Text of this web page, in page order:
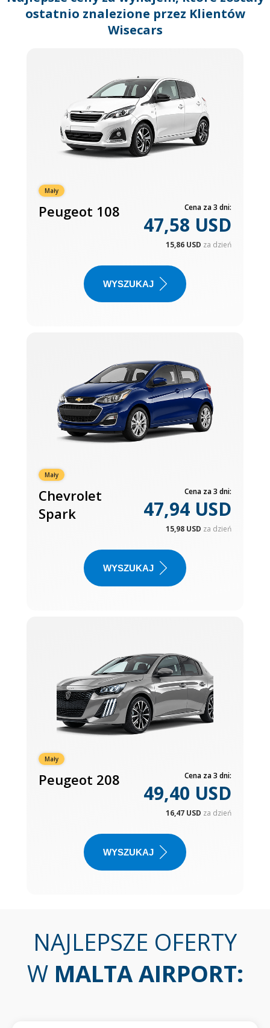
ostatnio znalezione przez Klientów
Wisecars
Mały
Peugeot 108 Cena za 3 dni:
47,58 USD
15,86 USD za dzień
WYSZUKAJ
Mały
Chevrolet
Spark
Cena za 3 dni:
47,94 USD
15,98 USD za dzień
WYSZUKAJ
Mały
Peugeot 208 Cena za 3 dni:
49,40 USD
16,47 USD za dzień
WYSZUKAJ
NAJLEPSZE OFERTY
W MALTA AIRPORT: